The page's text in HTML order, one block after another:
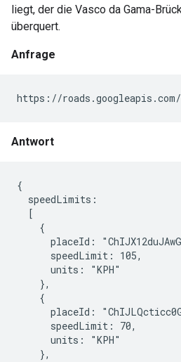
liegt, der die Vasco da Gama-
überquert.
Anfrage
https://roads.googleapis.com/
Antwort
{
  speedLimits:
  [
    {
placeId:
      speedLimit: 105,
      units: "KPH"
    },
    {
placeId:
      speedLimit: 70,
      units: "KPH"
    },